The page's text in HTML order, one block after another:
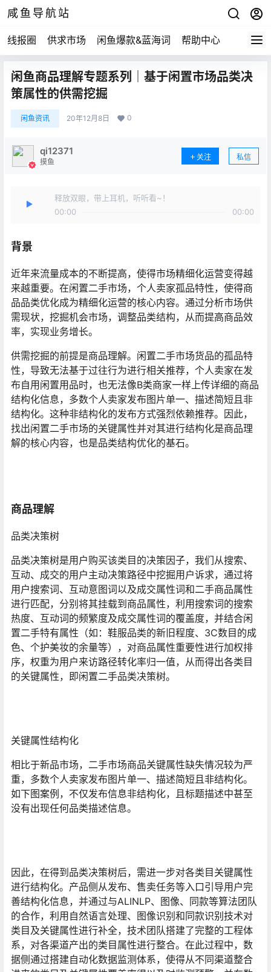
咸鱼导航站
线报圈 供求市场 闲鱼爆款&蓝海词 帮助中心
闲鱼商品理解专题系列｜基于闲置市场品类决
策属性的供需挖掘
闲鱼资讯 20年12月8日 0
qi12371
摸鱼
关注 私信
释放双眼，带上耳机，听听看~！
00:00
00:00
背景
近年来流量成本的不断提高，使得市场精细化运营变得越
来越重要。在闲置二手市场，个人卖家孤品特性，使得商
品品类优化成为精细化运营的核心内容。通过分析市场供
需现状，挖掘机会市场，调整品类结构，从而提高商品效
率，实现业务增长。
供需挖掘的前提是商品理解。闲置二手市场货品的孤品特
性，导致无法基于过往行为进行相关推荐，个人卖家在发
布自用闲置用品时，也无法像B类商家一样上传详细的商品
结构化信息，多数个人卖家发布图片单一、描述简短且非
结构化。这种非结构化的发布方式强烈依赖推荐。因此，
找出闲置二手市场的关键属性并对其进行结构化是商品理
解的核心内容，也是品类结构优化的基石。
商品理解
品类决策树
品类决策树是用户购买该类目的决策因子，我们从搜索、
互动、成交的用户主动决策路径中挖掘用户诉求，通过将
用户搜索词、互动意图词以及成交属性词和二手商品属性
进行匹配，分别将其挂载到商品属性，利用搜索词的搜索
热度、互动词的频繁度及成交属性词的覆盖度，并结合闲
置二手特有属性（如：鞋服品类的新旧程度、3C数目的成
色、个护美妆的余量等），对商品属性重要性进行加权排
序，权重为用户来访路径转化率归一值，从而得出各类目
的关键属性，即闲置二手品类决策树。
关键属性结构化
相比于新品市场，二手市场商品关键属性缺失情况较为严
重，多数个人卖家发布图片单一、描述简短且非结构化。
如下图案例，不仅发布信息非结构化，且标题描述中甚至
没有出现任何品类描述信息。
因此，在得到品类决策树后，需进一步对各类目关键属性
进行结构化。产品侧从发布、售卖任务等入口引导用户完
善结构化信息，并通过与ALINLP、图像、同款等算法团队
的合作，利用自然语言处理、图像识别和同款识别技术对
类目及关键属性进行补全，技术团队搭建了完整的工程体
系，对各渠道产出的类目属性进行整合。在此过程中，数
据侧通过搭建自动化数据监测体系，使得从不同渠道整合